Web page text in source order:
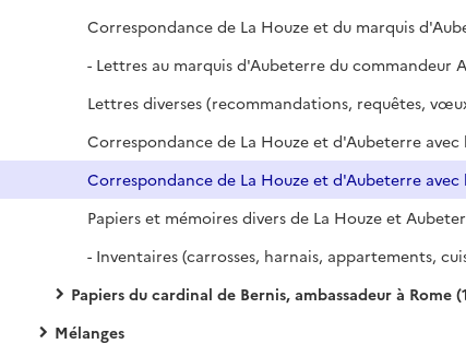
Papiers du cardinal de Bernis, ambassadeur à Rome (1769-
Mélanges